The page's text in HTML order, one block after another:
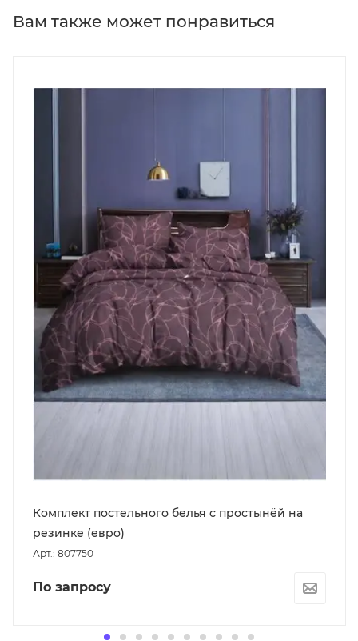
Вам также может понравиться
Комплект постельного белья с простынёй на
резинке (евро)
Арт.: 807750
По запросу